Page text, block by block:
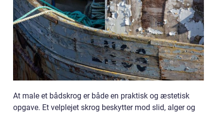
At male et bådskrog er både en praktisk og æstetisk
opgave. Et velplejet skrog beskytter mod slid, alger og